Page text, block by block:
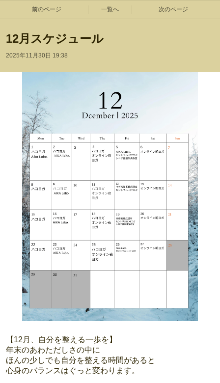
前のページ 一覧へ 次のページ
12月スケジュール
2025年11月30日 19:38
【12月、自分を整える一歩を】
年末のあわただしさの中に
ほんの少しでも自分を整える時間があると
心身のバランスはぐっと変わります。